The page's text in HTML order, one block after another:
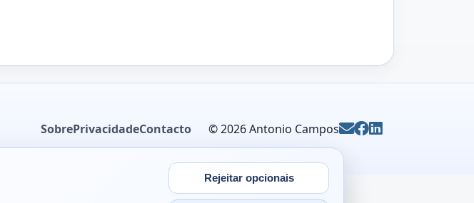
SobrePrivacidadeContacto © 2026Antonio Campos EmailFacebook
Rejeitar opcionais